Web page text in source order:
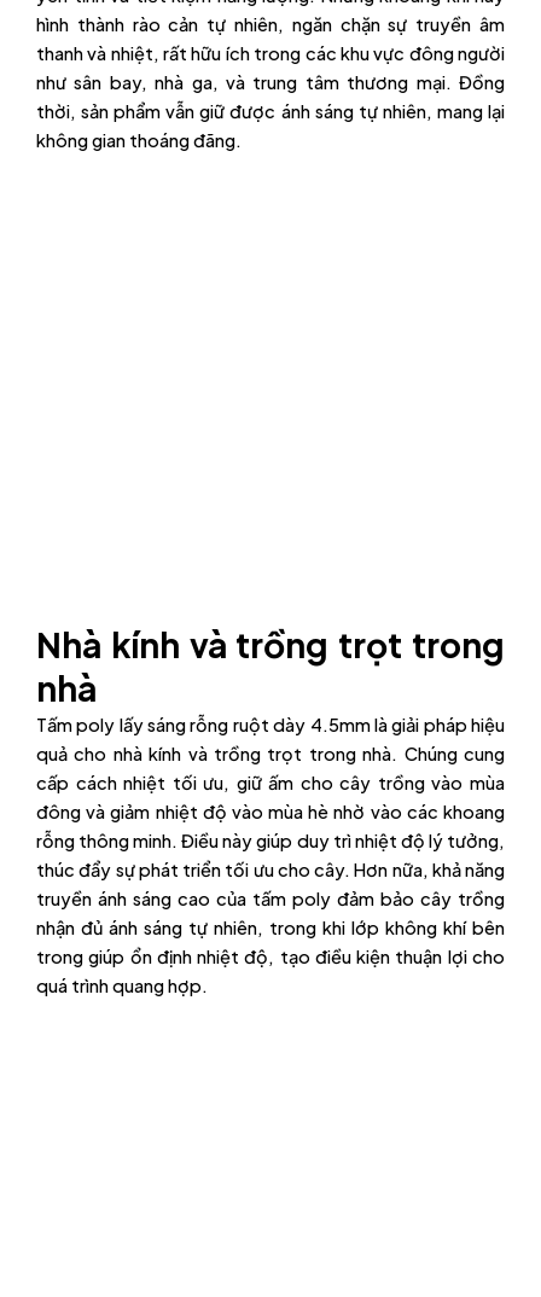
hình thành rào cản tự nhiên, ngăn chặn sự truyền âm
thanh và nhiệt, rất hữu ích trong các khu vực đông người
như sân bay, nhà ga, và trung tâm thương mại. Đồng
thời, sản phẩm vẫn giữ được ánh sáng tự nhiên, mang lại
không gian thoáng đãng.
Nhà kính và trồng trọt trong
nhà
Tấm poly lấy sáng rỗng ruột dày 4.5mm là giải pháp hiệu
quả cho nhà kính và trồng trọt trong nhà. Chúng cung
cấp cách nhiệt tối ưu, giữ ấm cho cây trồng vào mùa
đông và giảm nhiệt độ vào mùa hè nhờ vào các khoang
rỗng thông minh. Điều này giúp duy trì nhiệt độ lý tưởng,
thúc đẩy sự phát triển tối ưu cho cây. Hơn nữa, khả năng
truyền ánh sáng cao của tấm poly đảm bảo cây trồng
nhận đủ ánh sáng tự nhiên, trong khi lớp không khí bên
trong giúp ổn định nhiệt độ, tạo điều kiện thuận lợi cho
quá trình quang hợp.